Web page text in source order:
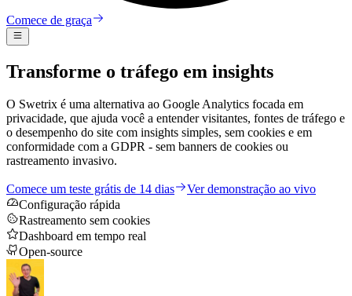
Comece de graça
Transforme o tráfego em insights
O Swetrix é uma alternativa ao Google Analytics focada em
privacidade, que ajuda você a entender visitantes, fontes de tráfego e
o desempenho do site com insights simples, sem cookies e em
conformidade com a GDPR - sem banners de cookies ou
rastreamento invasivo.
Comece um teste grátis de 14 dias
Ver demonstração ao vivo
Configuração rápida
Rastreamento sem cookies
Dashboard em tempo real
Open-source